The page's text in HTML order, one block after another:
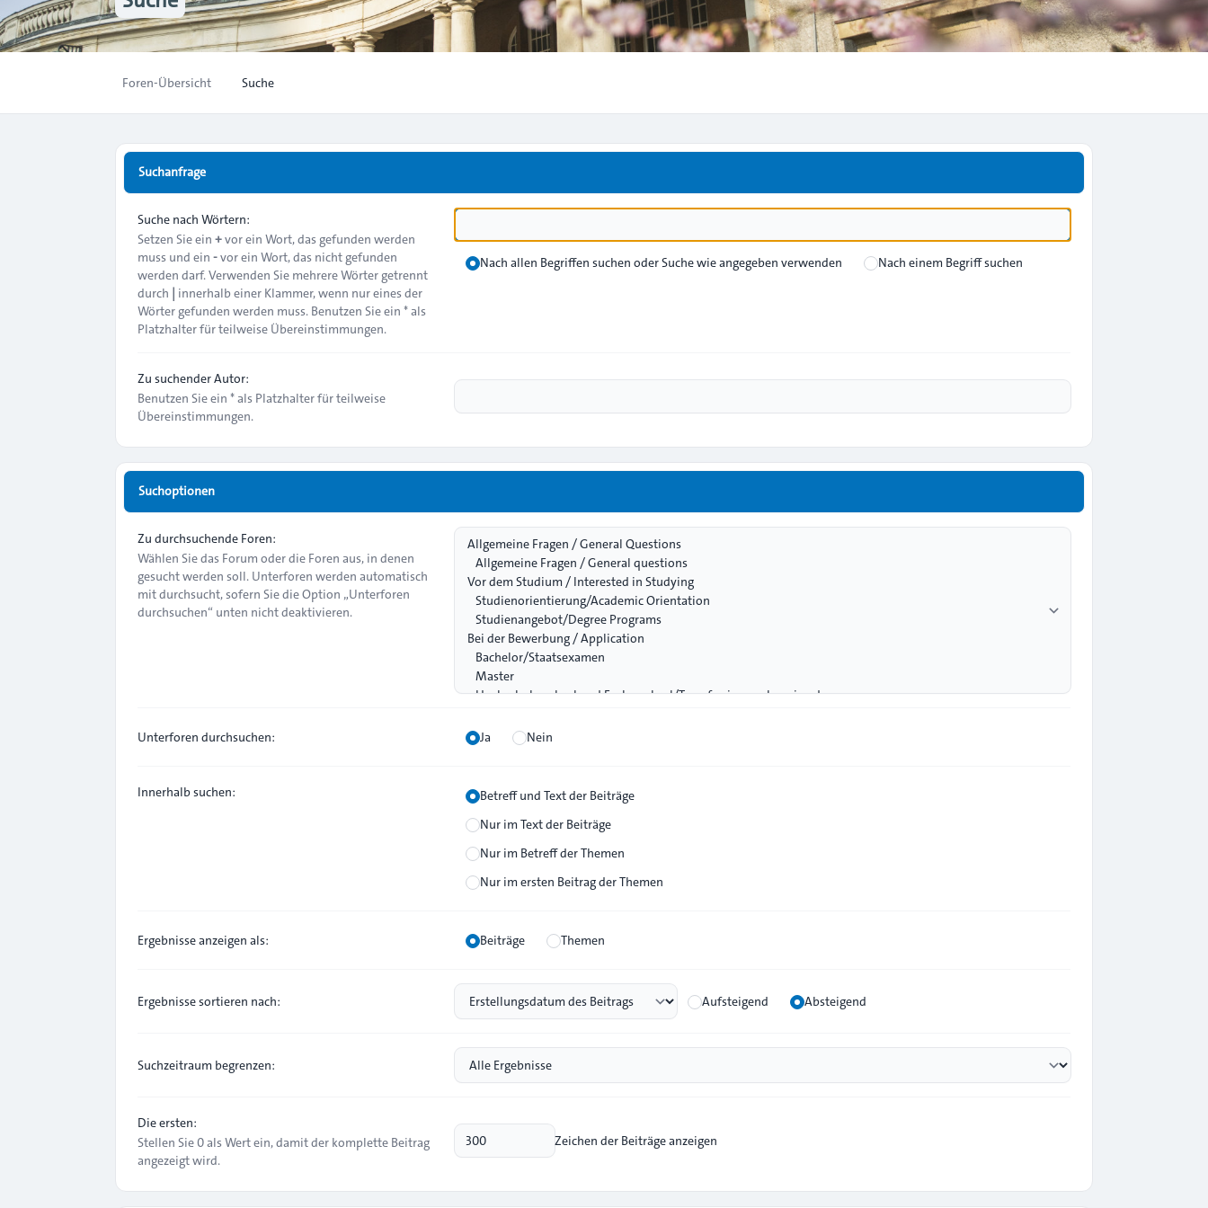
Foren-Übersicht Suche
Suchanfrage
Suche nach Wörtern:
Setzen Sie ein +vor ein Wort, das gefunden werden
muss und ein -vor ein Wort, das nicht gefunden
werden darf. Verwenden Sie mehrere Wörter getrennt
durch | innerhalb einer Klammer, wenn nur eines der
Wörter gefunden werden muss. Benutzen Sie ein * als
Platzhalter für teilweise Übereinstimmungen.
Nach allen Begriffen suchen oder Suche wie angegeben verwenden Nach einem Begriff suchen
Zu suchender Autor:
Benutzen Sie ein * als Platzhalter für teilweise
Übereinstimmungen.
Suchoptionen
Zu durchsuchende Foren:
Wählen Sie das Forum oder die Foren aus, in denen
gesucht werden soll. Unterforen werden automatisch
mit durchsucht, sofern Sie die Option „Unterforen
durchsuchen“ unten nicht deaktivieren.
Unterforen durchsuchen: Ja Nein
Innerhalb suchen:
Betreff und Text der Beiträge
Nur im Text der Beiträge
Nur im Betreff der Themen
Nur im ersten Beitrag der Themen
Ergebnisse anzeigen als: Beiträge Themen
Ergebnisse sortieren nach: Aufsteigend Absteigend
Suchzeitraum begrenzen:
Die ersten:
Stellen Sie 0 als Wert ein, damit der komplette Beitrag
angezeigt wird.
Zeichen der Beiträge anzeigen